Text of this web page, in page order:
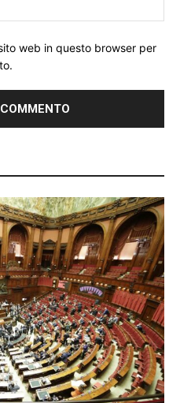
web in questo browser per